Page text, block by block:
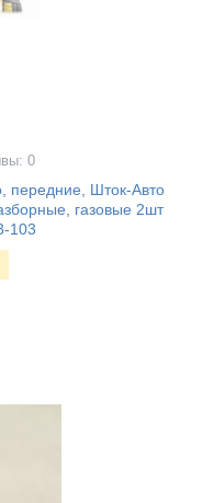
0
передние, Шток-Авто
газовые 2шт
103